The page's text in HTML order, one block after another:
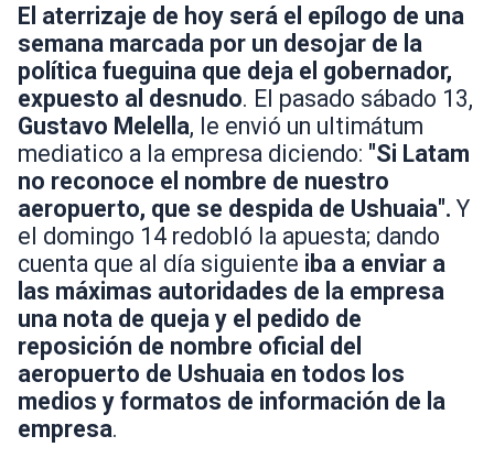
El aterrizaje de hoy será el epílogo de una
semana marcada por un desojar de la
política fueguina que deja el gobernador,
expuesto al desnudo. El pasado sábado 13,
Gustavo Melella, le envió un ultimátum
mediatico a la empresa diciendo: "Si Latam
no reconoce el nombre de nuestro
aeropuerto, que se despida de Ushuaia". Y
el domingo 14 redobló la apuesta; dando
cuenta que al día siguiente iba a enviar a
las máximas autoridades de la empresa
una nota de queja y el pedido de
reposición de nombre oficial del
aeropuerto de Ushuaia en todos los
medios y formatos de información de la
empresa.